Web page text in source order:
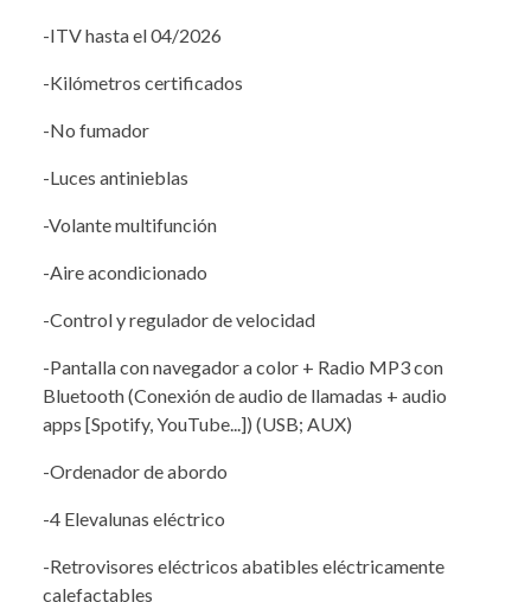
-ITV hasta el 04/2026
-Kilómetros certificados
-No fumador
-Luces antinieblas
-Volante multifunción
-Aire acondicionado
-Control y regulador de velocidad
-Pantalla con navegador a color + Radio MP3 con
Bluetooth (Conexión de audio de llamadas + audio
apps [Spotify, YouTube...]) (USB; AUX)
-Ordenador de abordo
-4 Elevalunas eléctrico
-Retrovisores eléctricos abatibles eléctricamente
calefactables